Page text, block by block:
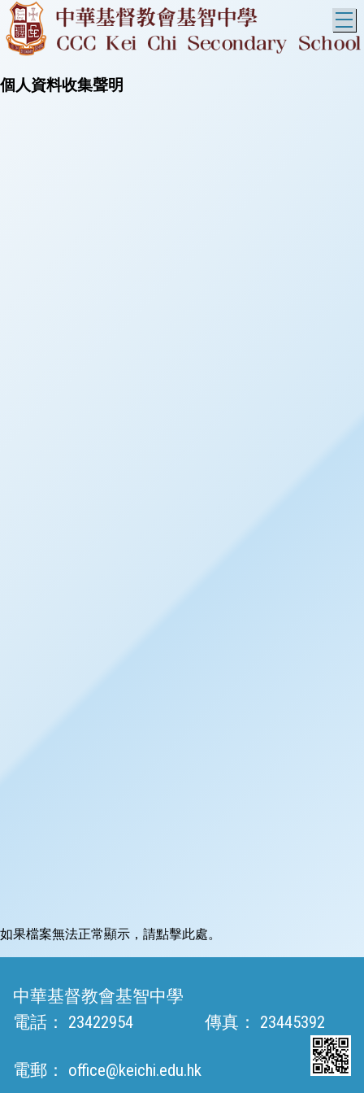
個人資料收集聲明
如果檔案無法正常顯示，請點擊此處。
中華基督教會基智中學
電話：
23422954 傳真： 23445392
電郵： office@keichi.edu.hk